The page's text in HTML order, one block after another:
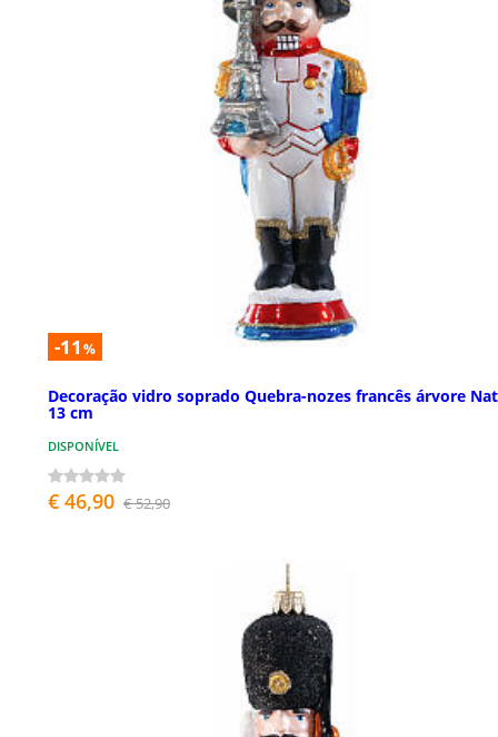
-11 %
Decoração vidro soprado Quebra-nozes francês árvore
13 cm
DISPONÍVEL
€ 46,90 € 52,90